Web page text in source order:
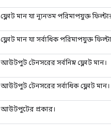
ফ্লোট মান যা ন্যূনতম পরিমাপযুক্ত
ফ্লোট মান যা সর্বাধিক পরিমাপযুক্ত
আউটপুট টেনসরের সর্বনিম্ন ফ্লোট মান।
আউটপুট টেনসরের সর্বাধিক ফ্লোট মান।
আউটপুটের প্রকার।